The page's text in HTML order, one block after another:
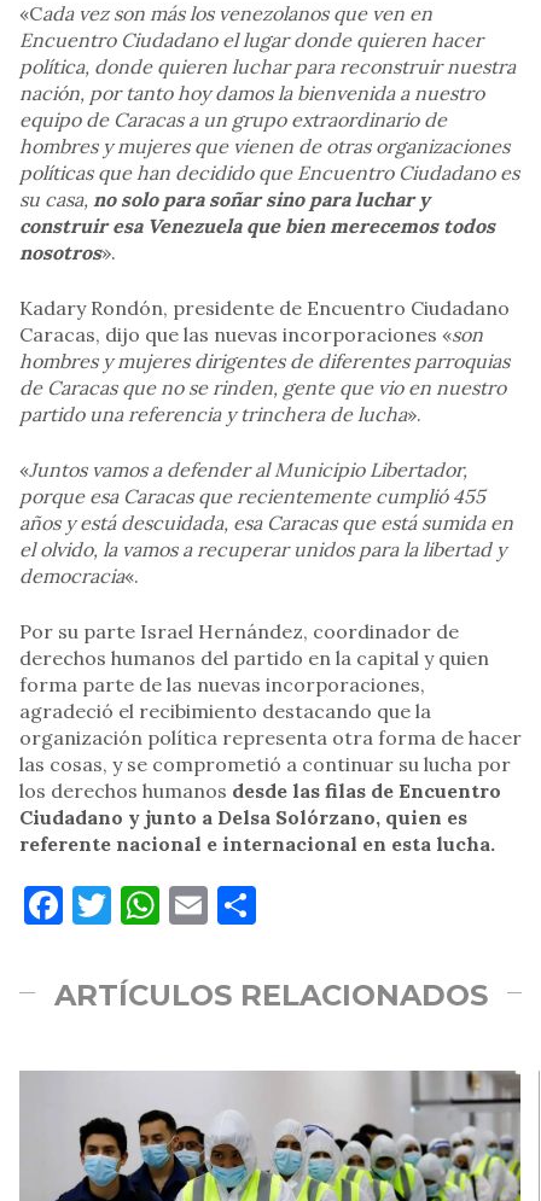
«Cada vez son más los venezolanos que ven en
Encuentro Ciudadano el lugar donde quieren hacer
política, donde quieren luchar para reconstruir nuestra
nación, por tanto hoy damos la bienvenida a nuestro
equipo de Caracas a un grupo extraordinario de
hombres y mujeres que vienen de otras organizaciones
políticas que han decidido que Encuentro Ciudadano es
su casa, no solo para soñar sino para luchar y
construir esa Venezuela que bien merecemos todos
nosotros».
Kadary Rondón, presidente de Encuentro Ciudadano
Caracas, dijo que las nuevas incorporaciones «son
hombres y mujeres dirigentes de diferentes parroquias
de Caracas que no se rinden, gente que vio en nuestro
partido una referencia y trinchera de lucha».
«Juntos vamos a defender al Municipio Libertador,
porque esa Caracas que recientemente cumplió 455
años y está descuidada, esa Caracas que está sumida en
el olvido, la vamos a recuperar unidos para la libertad y
democracia«.
Por su parte Israel Hernández, coordinador de
derechos humanos del partido en la capital y quien
forma parte de las nuevas incorporaciones,
agradeció el recibimiento destacando que la
organización política representa otra forma de hacer
las cosas, y se comprometió a continuar su lucha por
los derechos humanos desde las filas de Encuentro
Ciudadano y junto a Delsa Solórzano, quien es
referente nacional e internacional en esta lucha.
Facebook
Twitter
WhatsApp
Email
ARTÍCULOS RELACIONADOS